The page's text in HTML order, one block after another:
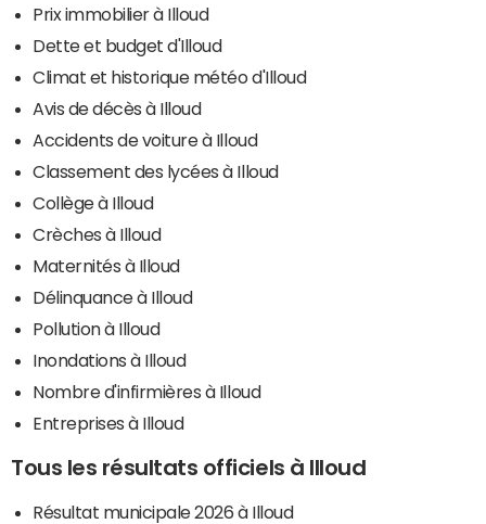
Prix immobilier à Illoud
Dette et budget d'Illoud
Climat et historique météo d'Illoud
Avis de décès à Illoud
Accidents de voiture à Illoud
Classement des lycées à Illoud
Collège à Illoud
Crèches à Illoud
Maternités à Illoud
Délinquance à Illoud
Pollution à Illoud
Inondations à Illoud
Nombre d'infirmières à Illoud
Entreprises à Illoud
Tous les résultats officiels à Illoud
Résultat municipale 2026 à Illoud